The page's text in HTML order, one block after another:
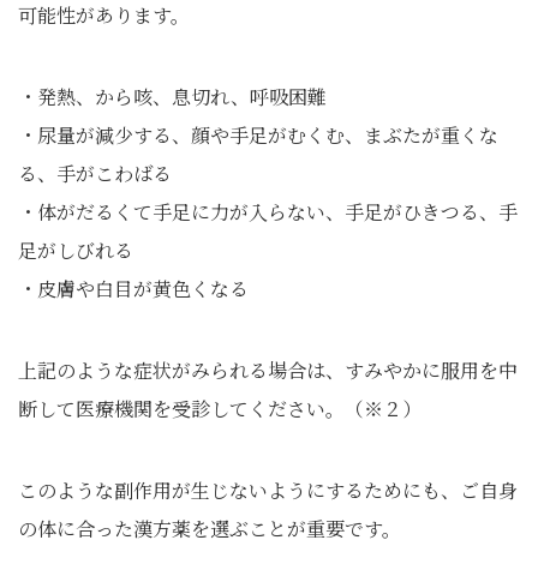
可能性があります。
・発熱、から咳、息切れ、呼吸困難
・尿量が減少する、顔や手足がむくむ、まぶたが重くな
る、手がこわばる
・体がだるくて手足に力が入らない、手足がひきつる、手
足がしびれる
・皮膚や白目が黄色くなる
上記のような症状がみられる場合は、すみやかに服用を中
断して医療機関を受診してください。（※２）
このような副作用が生じないようにするためにも、ご自身
の体に合った漢方薬を選ぶことが重要です。